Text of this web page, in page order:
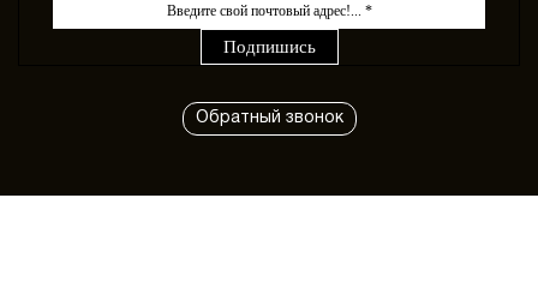
Обратный звонок